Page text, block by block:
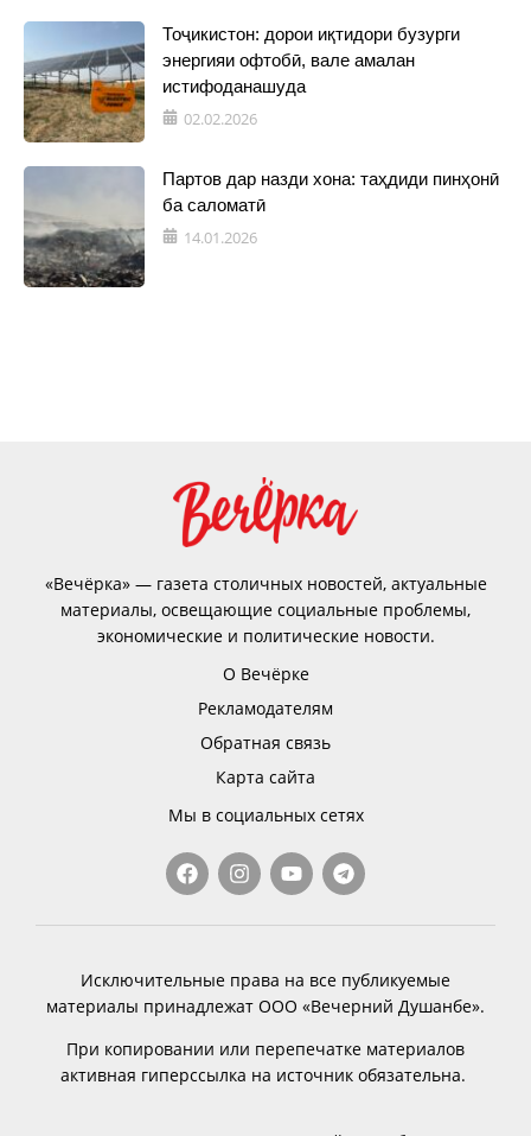
Тоҷикистон: дорои иқтидори бузурги
энергияи офтобӣ, вале амалан
истифоданашуда
02.02.2026
Партов дар назди хона: таҳдиди пинҳонӣ
ба саломатӣ
14.01.2026
«Вечёрка» — газета столичных новостей, актуальные
материалы, освещающие социальные проблемы,
экономические и политические новости.
О Вечёрке
Рекламодателям
Обратная связь
Карта сайта
Мы в социальных сетях
Исключительные права на все публикуемые
материалы принадлежат ООО «Вечерний Душанбе».
При копировании или перепечатке материалов
активная гиперссылка на источник обязательна.